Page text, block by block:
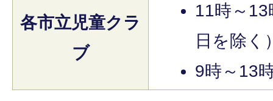
各市立児童クラ
ブ
11時～
日を除く
9時～13